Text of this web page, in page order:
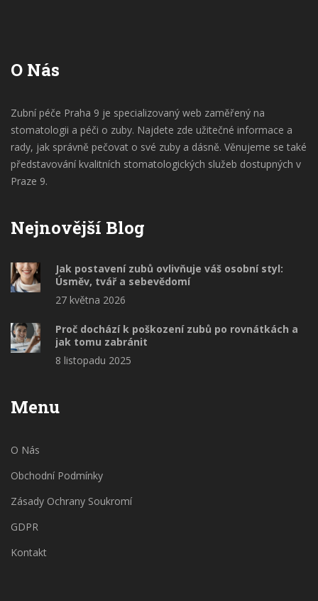
O Nás
Zubní péče Praha 9 je specializovaný web zaměřený na
stomatologii a péči o zuby. Najdete zde užitečné informace a
rady, jak správně pečovat o své zuby a dásně. Věnujeme se také
představování kvalitních stomatologických služeb dostupných v
Praze 9.
Nejnovější Blog
Jak postavení zubů ovlivňuje váš osobní styl:
Úsměv, tvář a sebevědomí
27 května 2026
Proč dochází k poškození zubů po rovnátkách a
jak tomu zabránit
8 listopadu 2025
Menu
O Nás
Obchodní Podmínky
Zásady Ochrany Soukromí
GDPR
Kontakt